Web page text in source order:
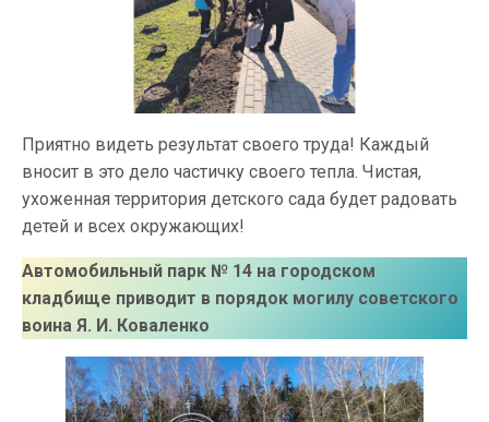
Приятно видеть результат своего труда! Каждый
вносит в это дело частичку своего тепла. Чистая,
ухоженная территория детского сада будет радовать
детей и всех окружающих!
Автомобильный парк № 14 на городском
кладбище приводит в порядок могилу советского
воина Я. И. Коваленко